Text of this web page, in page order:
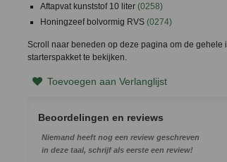
Aftapvat kunststof 10 liter (0258)
Honingzeef bolvormig RVS (0274)
Scroll naar beneden op deze pagina om de gehele
starterspakket te bekijken.
Toevoegen aan Verlanglijst
Beoordelingen en reviews
Niemand heeft nog een review geschreven
in deze taal, schrijf als eerste een review!